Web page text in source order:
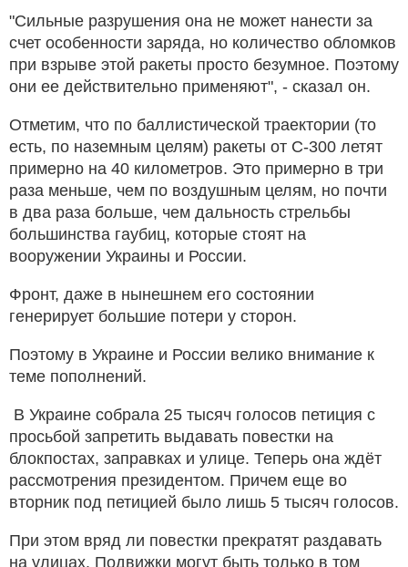
"Сильные разрушения она не может нанести за
счет особенности заряда, но количество обломков
при взрыве этой ракеты просто безумное. Поэтому
они ее действительно применяют", - сказал он.
Отметим, что по баллистической траектории (то
есть, по наземным целям) ракеты от С-300 летят
примерно на 40 километров. Это примерно в три
раза меньше, чем по воздушным целям, но почти
в два раза больше, чем дальность стрельбы
большинства гаубиц, которые стоят на
вооружении Украины и России.
Фронт, даже в нынешнем его состоянии
генерирует большие потери у сторон.
Поэтому в Украине и России велико внимание к
теме пополнений.
В Украине собрала 25 тысяч голосов петиция с
просьбой запретить выдавать повестки на
блокпостах, заправках и улице. Теперь она ждёт
рассмотрения президентом. Причем еще во
вторник под петицией было лишь 5 тысяч голосов.
При этом вряд ли повестки прекратят раздавать
на улицах. Подвижки могут быть только в том